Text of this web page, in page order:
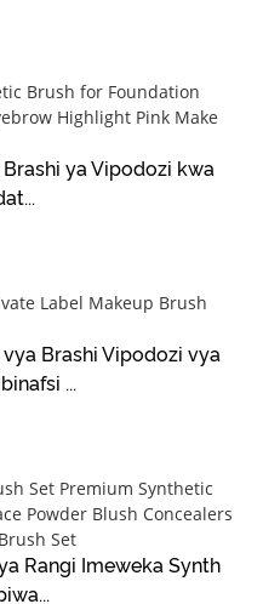
ya Vipodozi kwa
Brashi Vipodozi vya
...
Rangi Imeweka Synth